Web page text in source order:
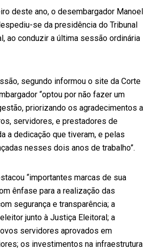
deste ano, o desembargador Manoel
se da presidência do Tribunal
ao conduzir a última sessão ordinária
segundo informou o site da Corte
“optou por não fazer um
priorizando os agradecimentos a
servidores, e prestadores de
a dedicação que tiveram, e pelas
nesses dois anos de trabalho”.
“importantes marcas de sua
ênfase para a realização das
segurança e transparência; a
junto à Justiça Eleitoral; a
servidores aprovados em
os investimentos na infraestrutura